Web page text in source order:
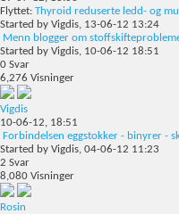
Flyttet: Thyroid reduserte ledd- og
Started by Vigdis, 13-06-12 13:24
Menn blogger om
Started by Vigdis, 10-06-12 18:51
0 Svar
6,276 Visninger
Vigdis
10-06-12, 18:51
Forbindelsen eggstokker - binyrer -
Started by Vigdis, 04-06-12 11:23
2 Svar
8,080 Visninger
Rosin